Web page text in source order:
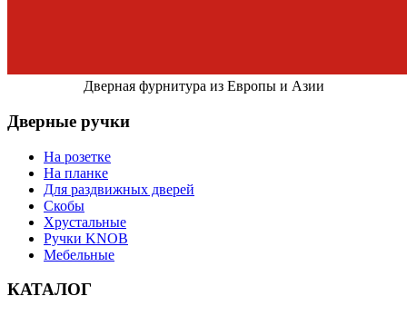
Дверная фурнитура из Европы и Азии
Дверные ручки
На розетке
На планке
Для раздвижных дверей
Скобы
Хрустальные
Ручки KNOB
Мебельные
КАТАЛОГ